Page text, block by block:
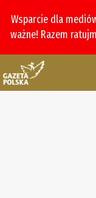
Wsparcie dla
ważne! Razem